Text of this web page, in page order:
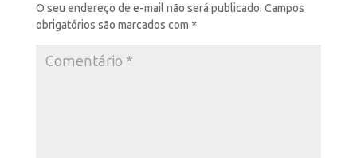
O seu endereço de e-mail não será publicado. Campos
obrigatórios são marcados com *